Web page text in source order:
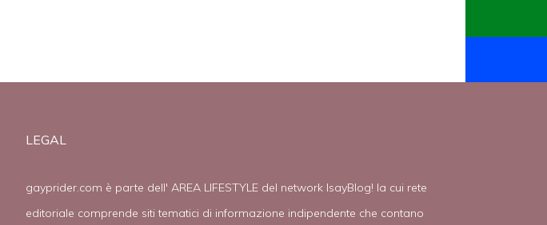
LEGAL
gayprider.com è parte dell' AREA LIFESTYLE del network IsayBlog! la cui rete
editoriale comprende siti tematici di informazione indipendente che contano